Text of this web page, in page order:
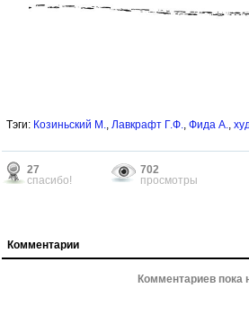
Тэги: Козиньский М., Лавкрафт Г.Ф., Фида А.,
27
спасибо!
702
просмотры
Комментарии
Комментариев пока